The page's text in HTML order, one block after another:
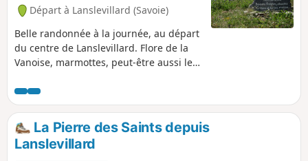
Départ à Lanslevillard (Savoie)
Belle randonnée à la journée, au départ
du centre de Lanslevillard. Flore de la
Vanoise, marmottes, peut-être aussi le
magnifiques seront au rendez-vous de
cette randonnée avec halte au refuge
dont les gardiens sont très
sympathiques.
La Pierre des Saints depuis
Lanslevillard